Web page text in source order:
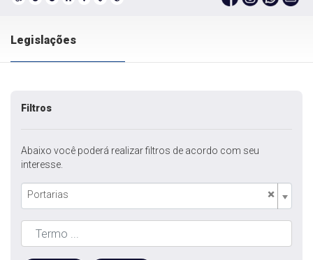
Legislações
Filtros
Abaixo você poderá realizar filtros de acordo com seu
interesse.
×
Portarias